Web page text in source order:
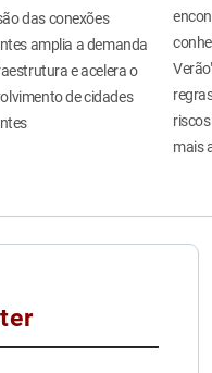
das conexões
amplia a demanda
e acelera o
de cidades
mais